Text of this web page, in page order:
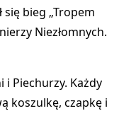
bieg „Tropem
Niezłomnych.
i Piechurzy. Każdy
koszulkę, czapkę i